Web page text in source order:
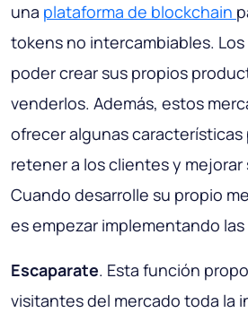
una plataforma de blockchain
tokens no intercambiables.
poder crear sus propios
venderlos. Además, estos
ofrecer algunas características
retener a los clientes y mejorar
Cuando desarrolle su propio
es empezar implementando
Escaparate. Esta función
visitantes del mercado toda la